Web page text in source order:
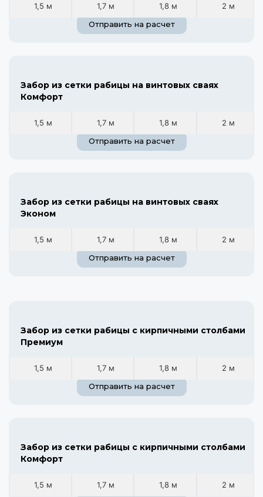
1,5 м 1,7 м 1,8 м
2 м
Отправить на расчет
Забор из сетки рабицы на винтовых сваях
Комфорт
1,5 м 1,7 м 1,8 м
2 м
Отправить на расчет
Забор из сетки рабицы на винтовых сваях
Эконом
1,5 м 1,7 м 1,8 м
2 м
Отправить на расчет
Забор из сетки рабицы с кирпичными столбами
Премиум
1,5 м 1,7 м 1,8 м
2 м
Отправить на расчет
Забор из сетки рабицы с кирпичными столбами
Комфорт
1,5 м 1,7 м 1,8 м
2 м